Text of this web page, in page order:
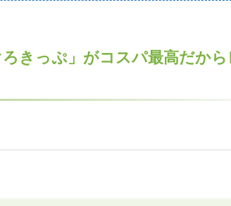
きっぷ」がコスパ最高だから